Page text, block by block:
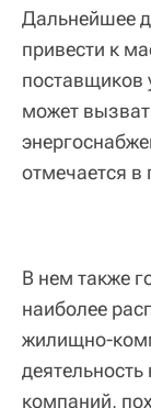
Дальнейшее
привести к
поставщиков
может
отмечается в
В нем также
наиболее
жилищно-
компаний,